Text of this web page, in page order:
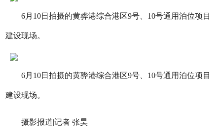
6月10日拍摄的黄骅港综合港区9号、10号通用泊位项目
建设现场。
6月10日拍摄的黄骅港综合港区9号、10号通用泊位项目
建设现场。
摄影报道|记者 张昊